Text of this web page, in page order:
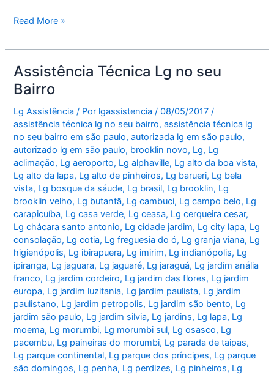
c
e
b
o
o
k
itt
er l
e
Central
Atendimento
Lg
Read More »
Assistência Técnica Lg no seu
Bairro
Lg Assistência / Por lgassistencia/08/05/2017 /
assistência técnica lg no seu bairro,assistência técnica lg
no seu bairro em são paulo,autorizada lg em são paulo,
autorizado lg em são paulo, brooklin novo, Lg, Lg
aclimação, Lg aeroporto, Lg alphaville, Lg alto da boa vista,
Lg alto da lapa, Lg alto de pinheiros, Lg barueri, Lg bela
vista, Lg bosque da sáude, Lg brasil, Lg brooklin, Lg
brooklin velho, Lg butantã, Lg cambuci, Lg campo belo, Lg
carapicuíba, Lg casa verde, Lg ceasa, Lg cerqueira cesar,
Lg chácara santo antonio, Lg cidade jardim, Lg city lapa, Lg
consolação, Lg cotia, Lg freguesia do ó, Lg granja viana, Lg
higienópolis, Lg ibirapuera, Lg imirim, Lg indianópolis, Lg
ipiranga, Lg jaguara, Lg jaguaré, Lg jaraguá, Lg jardim anália
franco, Lg jardim cordeiro, Lg jardim das flores, Lg jardim
europa, Lg jardim luzitania, Lg jardim paulista, Lg jardim
paulistano, Lg jardim petropolis, Lg jardim são bento, Lg
jardim são paulo, Lg jardim silvia, Lg jardins, Lg lapa, Lg
moema, Lg morumbi, Lg morumbi sul, Lg osasco, Lg
pacembu, Lg paineiras do morumbi, Lg parada de taipas,
Lg parque continental, Lg parque dos príncipes, Lg parque
são domingos, Lg penha, Lg perdizes, Lg pinheiros, Lg